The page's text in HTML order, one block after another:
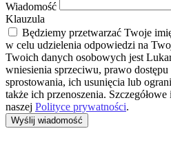
Wiadomość
Klauzula
Będziemy przetwarzać Twoje
w celu udzielenia odpowiedzi na
Twoich danych osobowych jest
wniesienia sprzeciwu, prawo
sprostowania, ich usunięcia lub
także ich przenoszenia.
naszej Polityce prywatności.
Wyślij wiadomość